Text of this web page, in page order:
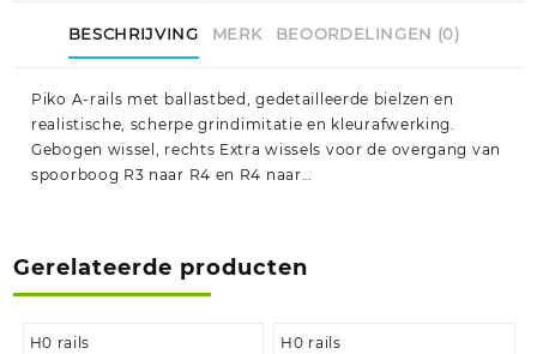
BESCHRIJVING MERK BEOORDELINGEN (0)
Piko A-rails met ballastbed, gedetailleerde bielzen en
realistische, scherpe grindimitatie en kleurafwerking.
Gebogen wissel, rechts Extra wissels voor de overgang van
spoorboog R3 naar R4 en R4 naar…
Gerelateerde producten
H0 rails H0 rails